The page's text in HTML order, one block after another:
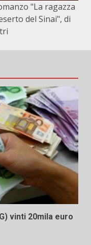
"La ragazza
del Sinai", di
vinti 20mila euro